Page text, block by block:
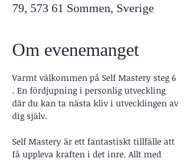
79, 573 61 Sommen, Sverige
Om evenemanget
Varmt välkommen på Self Mastery steg 6
. En fördjupning i personlig utveckling
där du kan ta nästa kliv i utvecklingen av
dig själv.
Self Mastery är ett fantastiskt tillfälle att
få uppleva kraften i det inre. Allt med